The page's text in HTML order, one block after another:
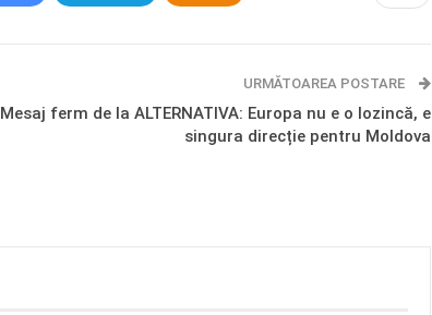
URMĂTOAREA POSTARE
Mesaj ferm de la ALTERNATIVA: Europa nu e o lozincă, e
singura direcție pentru Moldova